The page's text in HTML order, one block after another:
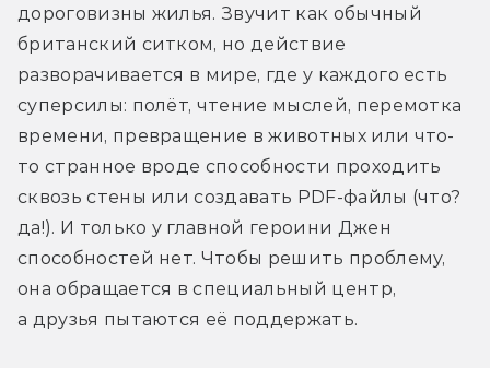
дороговизны жилья. Звучит как обычный
британский ситком, но действие
разворачивается в мире, где у каждого есть
суперсилы: полёт, чтение мыслей, перемотка
времени, превращение в животных или что-
то странное вроде способности проходить
сквозь стены или создавать PDF-файлы (что?
да!). И только у главной героини Джен
способностей нет. Чтобы решить проблему,
она обращается в специальный центр,
а друзья пытаются её поддержать.